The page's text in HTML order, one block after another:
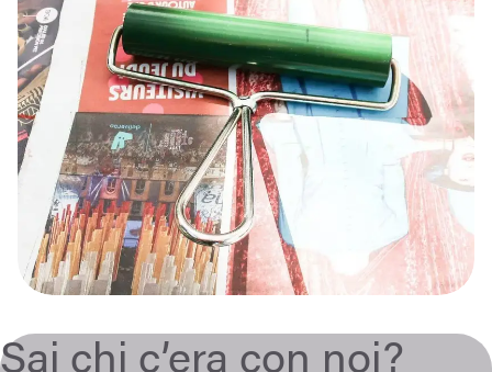
Sai chi c’era con noi?